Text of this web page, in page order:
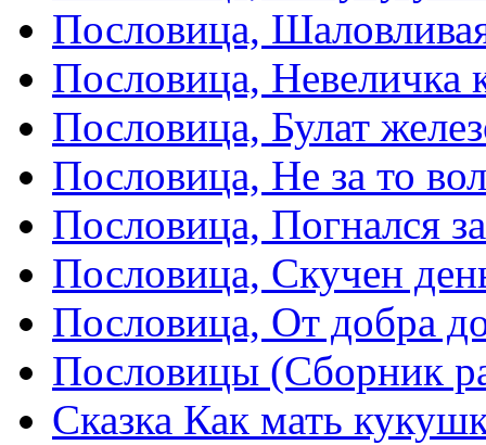
Пословица,
Пословица, Невеличка
Пословица, Булат
Пословица, Не за то
Пословица, Погнался
Пословица, Скучен
Пословица, От добра
Пословицы (Сборник
Сказка Как мать